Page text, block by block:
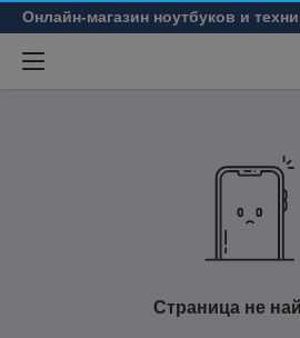
Онлайн-магазин ноутбуков и
Страница не